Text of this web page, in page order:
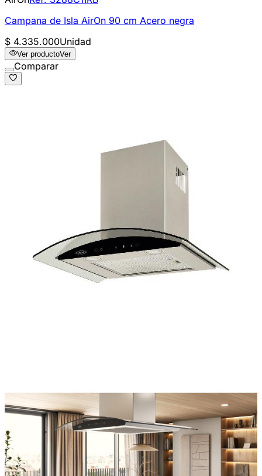
Campana de Isla AirOn 90 cm Acero negra
$ 4.335.000Unidad
Ver productoVer
Comparar